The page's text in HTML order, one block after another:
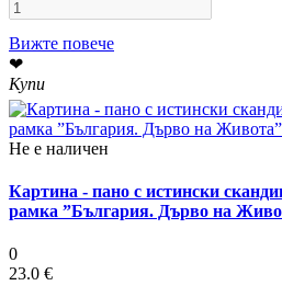
Вижте повече
❤
Купи
Не е наличен
Картина - пано с истински
рамка ”България. Дърво на
0
23.0 €